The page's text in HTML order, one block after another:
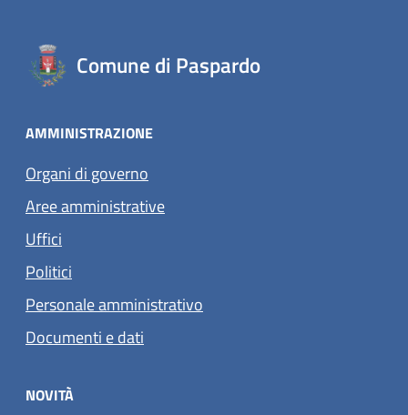
Comune di Paspardo
AMMINISTRAZIONE
Organi di governo
Aree amministrative
Uffici
Politici
Personale amministrativo
Documenti e dati
NOVITÀ